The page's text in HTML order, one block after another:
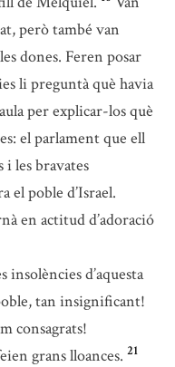
però també van
dones. Feren posar
li preguntà què havia
per explicar-los què
el parlament que ell
i les bravates
el poble d’Israel.
en actitud d’adoració
d’aquesta
tan insignificant!
consagrats!
grans lloances. 21